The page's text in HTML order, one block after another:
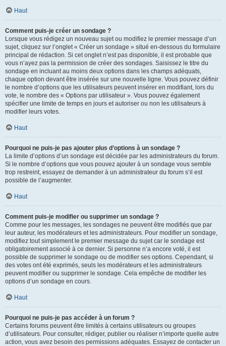
Haut
Comment puis-je créer un sondage ?
Lorsque vous rédigez un nouveau sujet ou modifiez le premier message d’un
sujet, cliquez sur l’onglet « Créer un sondage » situé en-dessous du formulaire
principal de rédaction. Si cet onglet n’est pas disponible, il est probable que
vous n’ayez pas la permission de créer des sondages. Saisissez le titre du
sondage en incluant au moins deux options dans les champs adéquats,
chaque option devant être insérée sur une nouvelle ligne. Vous pouvez définir
le nombre d’options que les utilisateurs peuvent insérer en modifiant, lors du
vote, le nombre des « Options par utilisateur ». Vous pouvez également
spécifier une limite de temps en jours et autoriser ou non les utilisateurs à
modifier leurs votes.
Haut
Pourquoi ne puis-je pas ajouter plus d’options à un sondage ?
La limite d’options d’un sondage est décidée par les administrateurs du forum.
Si le nombre d’options que vous pouvez ajouter à un sondage vous semble
trop restreint, essayez de demander à un administrateur du forum s’il est
possible de l’augmenter.
Haut
Comment puis-je modifier ou supprimer un sondage ?
Comme pour les messages, les sondages ne peuvent être modifiés que par
leur auteur, les modérateurs et les administrateurs. Pour modifier un sondage,
modifiez tout simplement le premier message du sujet car le sondage est
obligatoirement associé à ce dernier. Si personne n’a encore voté, il est
possible de supprimer le sondage ou de modifier ses options. Cependant, si
des votes ont été exprimés, seuls les modérateurs et les administrateurs
peuvent modifier ou supprimer le sondage. Cela empêche de modifier les
options d’un sondage en cours.
Haut
Pourquoi ne puis-je pas accéder à un forum ?
Certains forums peuvent être limités à certains utilisateurs ou groupes
d’utilisateurs. Pour consulter, rédiger, publier ou réaliser n’importe quelle autre
action, vous avez besoin des permissions adéquates. Essayez de contacter un